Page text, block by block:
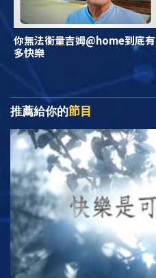
你無法衡量吉姆@home到底有
多快樂
推薦給你的節目